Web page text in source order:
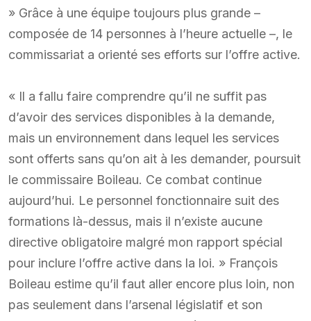
» Grâce à une équipe toujours plus grande –
composée de 14 personnes à l’heure actuelle –, le
commissariat a orienté ses efforts sur l’offre active.
« Il a fallu faire comprendre qu’il ne suffit pas
d’avoir des services disponibles à la demande,
mais un environnement dans lequel les services
sont offerts sans qu’on ait à les demander, poursuit
le commissaire Boileau. Ce combat continue
aujourd’hui. Le personnel fonctionnaire suit des
formations là-dessus, mais il n’existe aucune
directive obligatoire malgré mon rapport spécial
pour inclure l’offre active dans la loi. » François
Boileau estime qu’il faut aller encore plus loin, non
pas seulement dans l’arsenal législatif et son